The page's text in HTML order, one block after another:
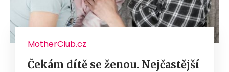
MotherClub.cz
Čekám dítě se ženou. Nejčastější